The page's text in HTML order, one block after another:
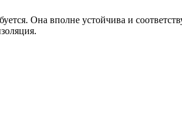
Она вполне устойчива и